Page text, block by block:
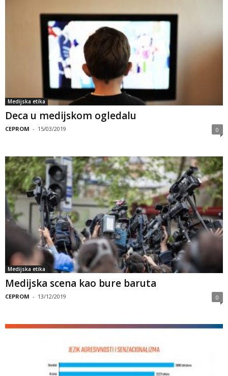
Medijska etika
Deca u medijskom ogledalu
CEPROM - 15/03/2019 0
Medijska etika
Medijska scena kao bure baruta
CEPROM - 13/12/2019 0